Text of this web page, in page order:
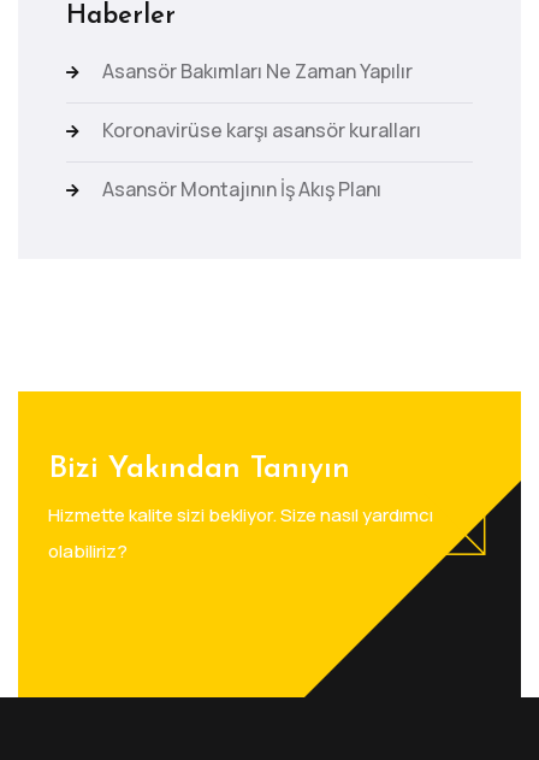
Haberler
Asansör Bakımları Ne Zaman Yapılır
Koronavirüse karşı asansör kuralları
Asansör Montajının İş Akış Planı
Bizi Yakından Tanıyın
Hizmette kalite sizi bekliyor. Size nasıl yardımcı
olabiliriz?